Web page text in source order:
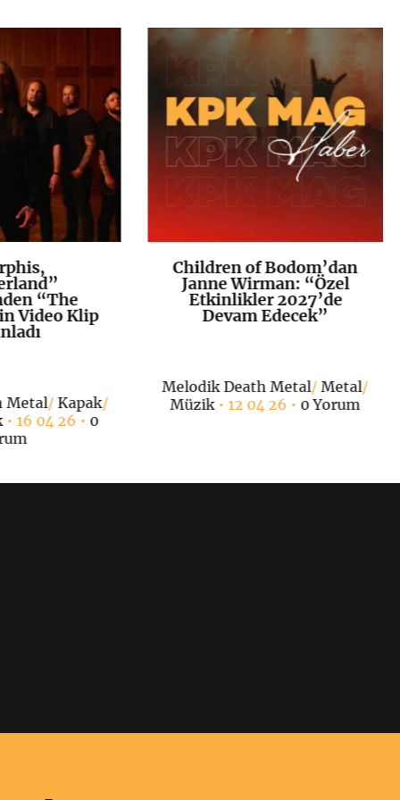
+
“The
Video Klip
Metal/ Kapak/
• 16 04 26 • 0
K+
Children of Bodom’dan
Janne Wirman: “Özel
Etkinlikler 2027’de
Devam Edecek”
Melodik Death Metal/ Metal/
Müzik• 12 04 26 • 0 Yorum